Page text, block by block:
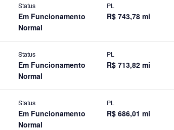
Status
Em Funcionamento
Normal
PL
R$ 743,78 mi
Status
Em Funcionamento
Normal
PL
R$ 713,82 mi
Status
Em Funcionamento
Normal
PL
R$ 686,01 mi